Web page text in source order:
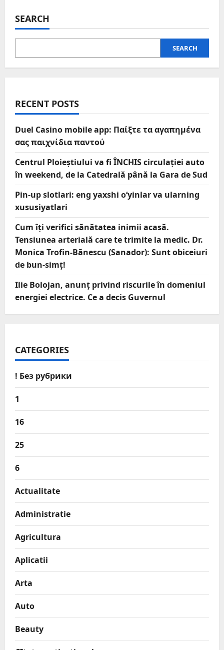
SEARCH
SEARCH
RECENT POSTS
Duel Casino mobile app: Παίξτε τα αγαπημένα
σας παιχνίδια παντού
Centrul Ploieștiului va fi ÎNCHIS circulației auto
în weekend, de la Catedrală până la Gara de Sud
Pin-up slotlari: eng yaxshi o‘yinlar va ularning
xususiyatlari
Cum îți verifici sănătatea inimii acasă.
Tensiunea arterială care te trimite la medic. Dr.
Monica Trofin-Bănescu (Sanador): Sunt obiceiuri
de bun-simț!
Ilie Bolojan, anunț privind riscurile în domeniul
energiei electrice. Ce a decis Guvernul
CATEGORIES
! Без рубрики
1
16
25
6
Actualitate
Administratie
Agricultura
Aplicatii
Arta
Auto
Beauty